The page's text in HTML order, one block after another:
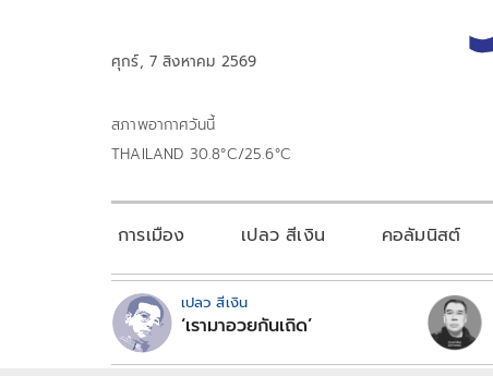
ศุกร์, 7 สิงหาคม 2569
สภาพอากาศวันนี้
THAILAND 30.8°C/25.6°C
การเมือง เปลว สีเงิน คอลัมนิสต์
เปลว สีเงิน
‘เรามาอวยกันเถิด’